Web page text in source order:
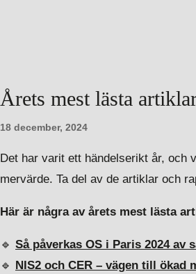
Årets mest lästa
18 december, 2024
Det har varit ett händelserikt år, och
mervärde. Ta del av de artiklar och
Här är några av årets mest lästa
🔹 Så påverkas OS i Paris 2024 av
🔹
NIS2 och CER – vägen till ökad